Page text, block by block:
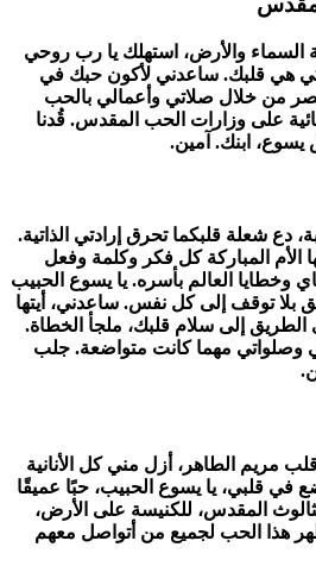
السماء والأرض، استهلك يا رب روحي
هي قلبك. ساعدني لأكون حبك في
من خلال صلاتي وأعمالي بالحب
على وزارات الحب المقدس. قُدنا
يسوع، ابنك. آمين.
دع شعلة قلبكما تحرق إرادتي الذاتية.
الأم المباركة كل فكر وكلمة وفعل
وخطايا العالم بأسره. يا يسوع الحبيب
بلا توقف إلى كل نفس. ساعدني، أيتها
الطريق إلى سلام قلبك، ملجأ الخطاة.
وصلواتي مهما كانت متواضعة. جلب
مريم الطاهر، أزل مني كل الأنانية
في قلبي، يا يسوع الحبيب، حبًا عميقًا
المقدس، للكنيسة على الأرض،
هذا الحب لجميع من أتواصل معهم